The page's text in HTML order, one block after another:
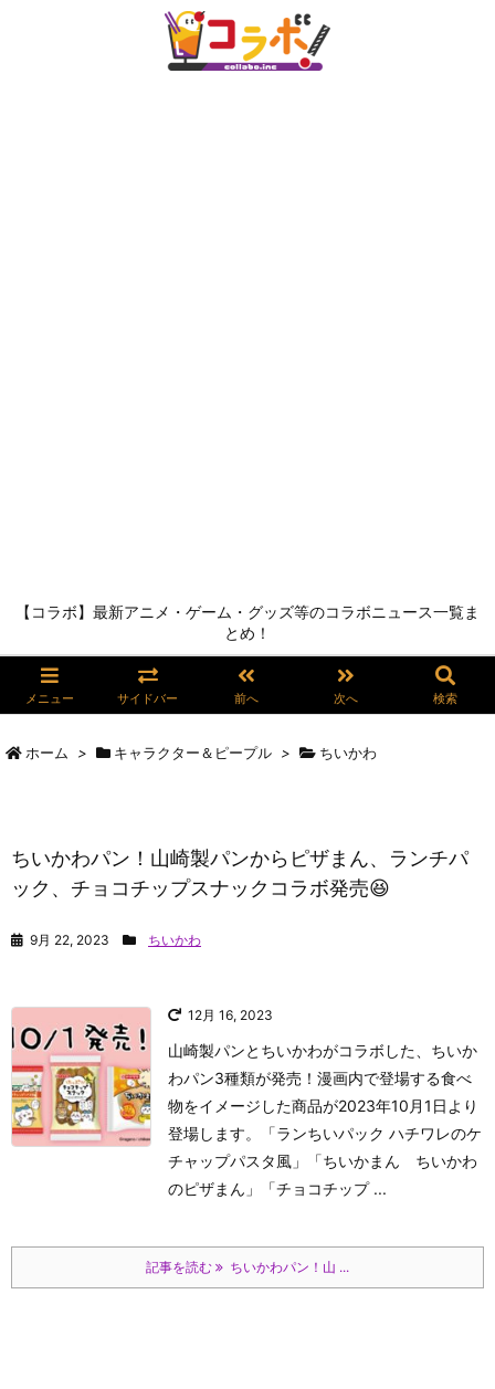
【コラボ】最新アニメ・ゲーム・グッズ等のコラボニュース一覧ま
とめ！
メニュー サイドバー 前へ 次へ 検索
ホーム > キャラクター＆ピープル > ちいかわ
ちいかわパン！山崎製パンからピザまん、ランチパ
ック、チョコチップスナックコラボ発売😆
9月 22, 2023 ちいかわ
12月 16, 2023
山崎製パンとちいかわがコラボした、ちいか
わパン3種類が発売！漫画内で登場する食べ
物をイメージした商品が2023年10月1日より
登場します。「ランちいパック ハチワレのケ
チャップパスタ風」「ちいかまん ちいかわ
のピザまん」「チョコチップ ...
記事を読む ちいかわパン！山 ...